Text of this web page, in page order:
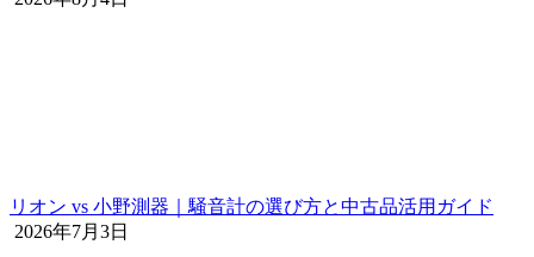
リオン vs 小野測器｜騒音計の選び方と中古品活用ガイド
2026年7月3日